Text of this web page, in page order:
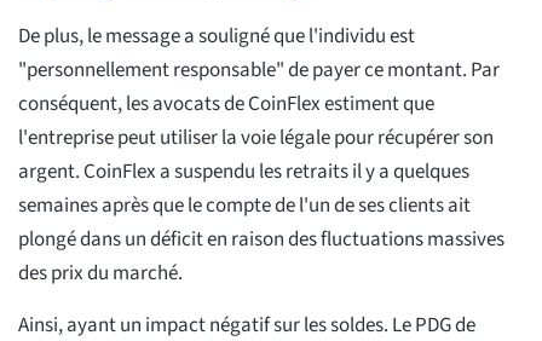
De plus, le message a souligné que l'individu est
"personnellement responsable" de payer ce montant. Par
conséquent, les avocats de CoinFlex estiment que
l'entreprise peut utiliser la voie légale pour récupérer son
argent. CoinFlex a suspendu les retraits il y a quelques
semaines après que le compte de l'un de ses clients ait
plongé dans un déficit en raison des fluctuations massives
des prix du marché.
Ainsi, ayant un impact négatif sur les soldes. Le PDG de